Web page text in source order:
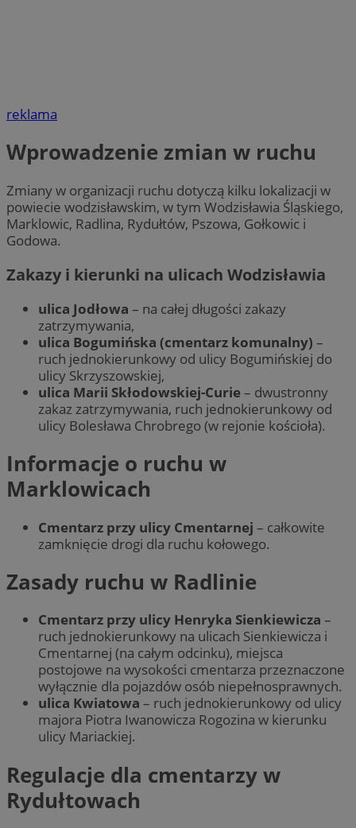
reklama
Wprowadzenie zmian w ruchu
Zmiany w organizacji ruchu dotyczą kilku lokalizacji w
powiecie wodzisławskim, w tym Wodzisławia Śląskiego,
Marklowic, Radlina, Rydułtów, Pszowa, Gołkowic i
Godowa.
Zakazy i kierunki na ulicach Wodzisławia
ulica Jodłowa – na całej długości zakazy
zatrzymywania,
ulica Bogumińska (cmentarz komunalny) –
ruch jednokierunkowy od ulicy Bogumińskiej do
ulicy Skrzyszowskiej,
ulica Marii Skłodowskiej-Curie– dwustronny
zakaz zatrzymywania, ruch jednokierunkowy od
ulicy Bolesława Chrobrego (w rejonie kościoła).
Informacje o ruchu w
Marklowicach
Cmentarz przy ulicy Cmentarnej – całkowite
zamknięcie drogi dla ruchu kołowego.
Zasady ruchu w Radlinie
Cmentarz przy ulicy Henryka Sienkiewicza –
ruch jednokierunkowy na ulicach Sienkiewicza i
Cmentarnej (na całym odcinku), miejsca
postojowe na wysokości cmentarza przeznaczone
wyłącznie dla pojazdów osób niepełnosprawnych.
ulica Kwiatowa – ruch jednokierunkowy od ulicy
majora Piotra Iwanowicza Rogozina w kierunku
ulicy Mariackiej.
Regulacje dla cmentarzy w
Rydułtowach